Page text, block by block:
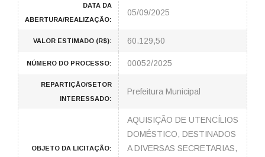
DATA DA
ABERTURA/REALIZAÇÃO:
05/09/2025
VALOR ESTIMADO (R$): 60.129,50
NÚMERO DO PROCESSO: 00052/2025
REPARTIÇÃO/SETOR
INTERESSADO:
Prefeitura Municipal
OBJETO DA LICITAÇÃO:
AQUISIÇÃO DE UTENCÍLIOS
DOMÉSTICO, DESTINADOS
A DIVERSAS SECRETARIAS,